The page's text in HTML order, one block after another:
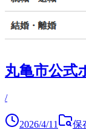
丸亀市公式
/
2026/4/11 保